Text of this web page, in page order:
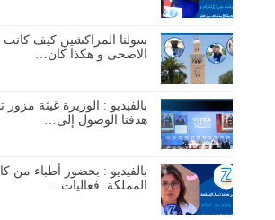
سولنا المراكشين كيف كانت
الاضحى و هكذا كان…
بالفيديو : الوزيرة غيثة
هدفنا الوصول إلى…
بالفيديو : بحضور أطباء من
المملكة..فعاليات…